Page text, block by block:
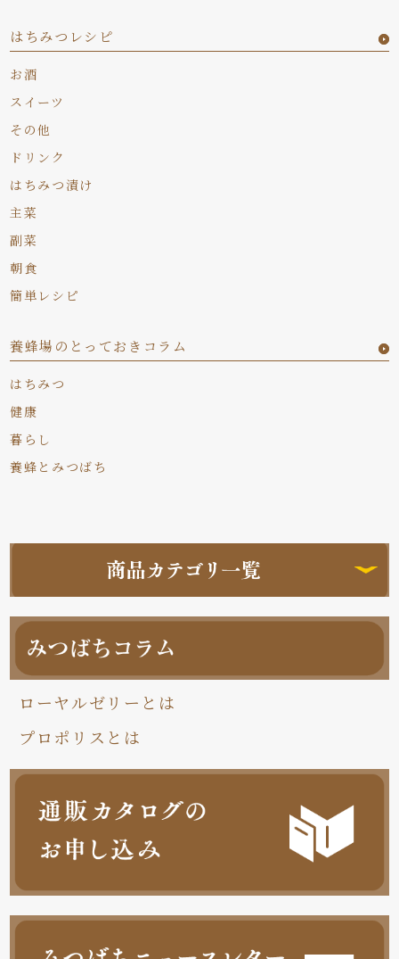
はちみつレシピ
お酒
スイーツ
その他
ドリンク
はちみつ漬け
主菜
副菜
朝食
簡単レシピ
養蜂場のとっておきコラム
はちみつ
健康
暮らし
養蜂とみつばち
ローヤルゼリーとは
プロポリスとは